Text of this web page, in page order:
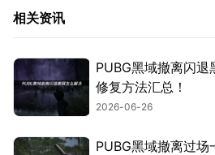
相关资讯
PUBG黑域撤离闪
修复方法汇总！
2026-06-26
PUBG黑域撤离过